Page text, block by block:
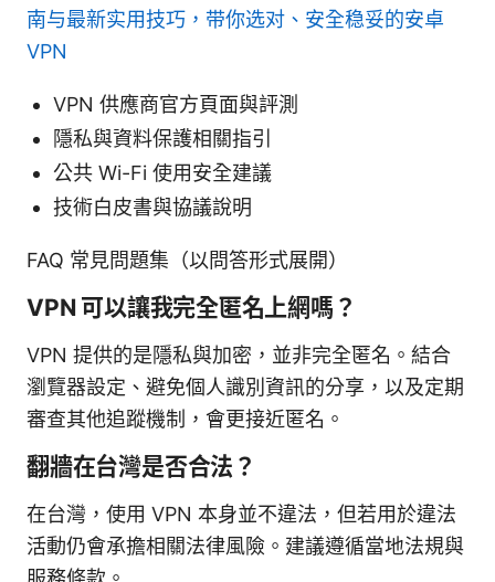
南与最新实用技巧，带你选对、安全稳妥的安卓
VPN
VPN 供應商官方頁面與評測
隱私與資料保護相關指引
公共 Wi-Fi 使用安全建議
技術白皮書與協議說明
FAQ 常見問題集（以問答形式展開）
VPN 可以讓我完全匿名上網嗎？
VPN 提供的是隱私與加密，並非完全匿名。結合
瀏覽器設定、避免個人識別資訊的分享，以及定期
審查其他追蹤機制，會更接近匿名。
翻牆在台灣是否合法？
在台灣，使用 VPN 本身並不違法，但若用於違法
活動仍會承擔相關法律風險。建議遵循當地法規與